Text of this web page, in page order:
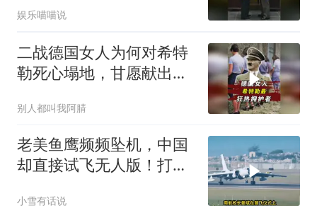
娱乐喵喵说
二战德国女人为何对希特
勒死心塌地，甘愿献出一
别人都叫我阿腈
老美鱼鹰频频坠机，中国
却直接试飞无人版！打着
小雪有话说